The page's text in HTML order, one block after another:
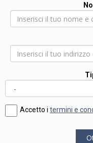
Accetto i termini e